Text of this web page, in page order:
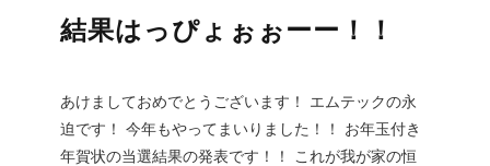
結果はっぴょぉぉーー！！
あけましておめでとうございます！ エムテックの永
迫です！ 今年もやってまいりました！！ お年玉付き
年賀状の当選結果の発表です！！ これが我が家の恒